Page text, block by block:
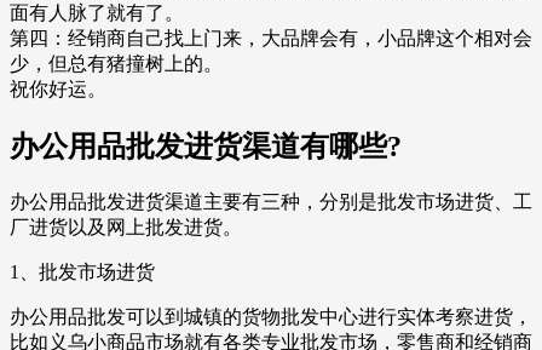
面有人脉了就有了。
第四：经销商自己找上门来，大品牌会有，小品牌这个相对会
少，但总有猪撞树上的。
祝你好运。
办公用品批发进货渠道有哪些?
办公用品批发进货渠道主要有三种，分别是批发市场进货、工
厂进货以及网上批发进货。
1、批发市场进货
办公用品批发可以到城镇的货物批发中心进行实体考察进货，
比如义乌小商品市场就有各类专业批发市场，零售商和经销商